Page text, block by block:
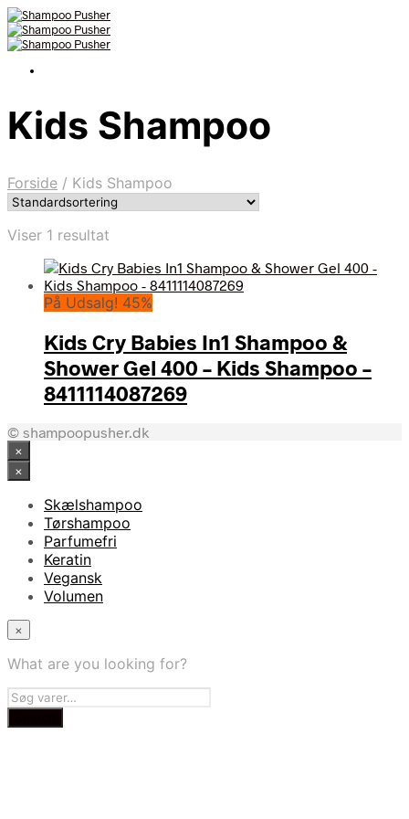
Kids Shampoo
Forside / Kids Shampoo
Viser 1 resultat
På Udsalg! 45%
Kids Cry Babies In1 Shampoo &
Shower Gel 400 – Kids Shampoo –
8411114087269
© shampoopusher.dk
×
×
Skælshampoo
Tørshampoo
Parfumefri
Keratin
Vegansk
Volumen
×
What are you looking for?